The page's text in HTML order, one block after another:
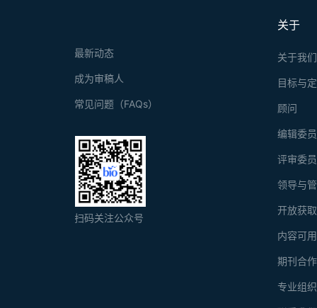
关于
关于我们
目标与
顾问
编辑委
评审委
领导与
开放获
内容可
期刊合
专业组
最新动态
成为审稿人
常见问题（FAQs）
扫码关注公众号